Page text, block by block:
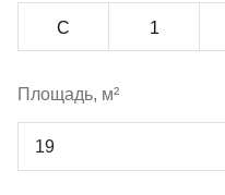
С 1
Площадь, м²